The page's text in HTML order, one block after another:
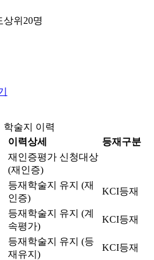
상위20명
학술지 이력
이력상세 등재구분
재인증평가 신청대상
(재인증)
등재학술지 유지 (재
인증)
KCI등재
등재학술지 유지 (계
속평가)
KCI등재
등재학술지 유지 (등
재유지)
KCI등재